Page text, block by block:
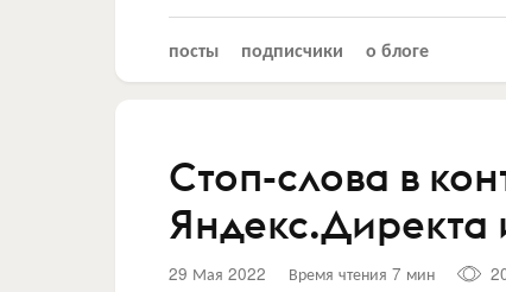
посты подписчики о блоге
Стоп-слова в
Яндекс.Директа
29 Мая 2022 Время чтения 7 мин